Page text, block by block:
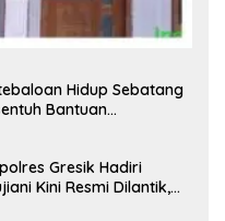
Hidup Sebatang
Bantuan
Gresik Hadiri
Kini Resmi Dilantik,